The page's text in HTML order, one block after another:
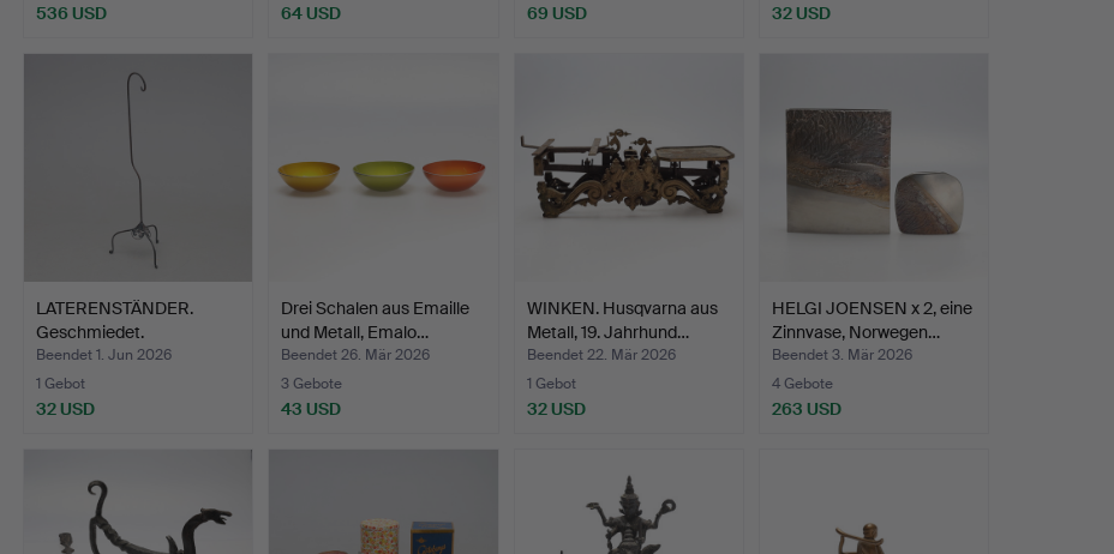
536 USD
64 USD 69 USD 32 USD
LATERENSTÄNDER.
Geschmiedet.
Beendet 1. Jun 2026
1 Gebot
32 USD
Drei Schalen aus Emaille
und Metall, Emalo…
Beendet 26. Mär 2026
3 Gebote
43 USD
WINKEN. Husqvarna aus
Metall, 19. Jahrhund…
Beendet 22. Mär 2026
1 Gebot
32 USD
HELGI JOENSEN x 2, eine
Zinnvase, Norwegen…
Beendet 3. Mär 2026
4 Gebote
263 USD